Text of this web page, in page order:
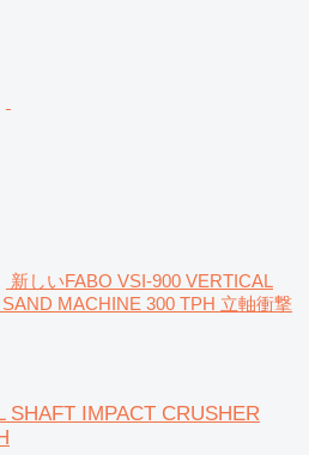
新しいFABO VSI-900 VERTICAL
MACHINE 300 TPH 立軸衝撃
SHAFT IMPACT CRUSHER